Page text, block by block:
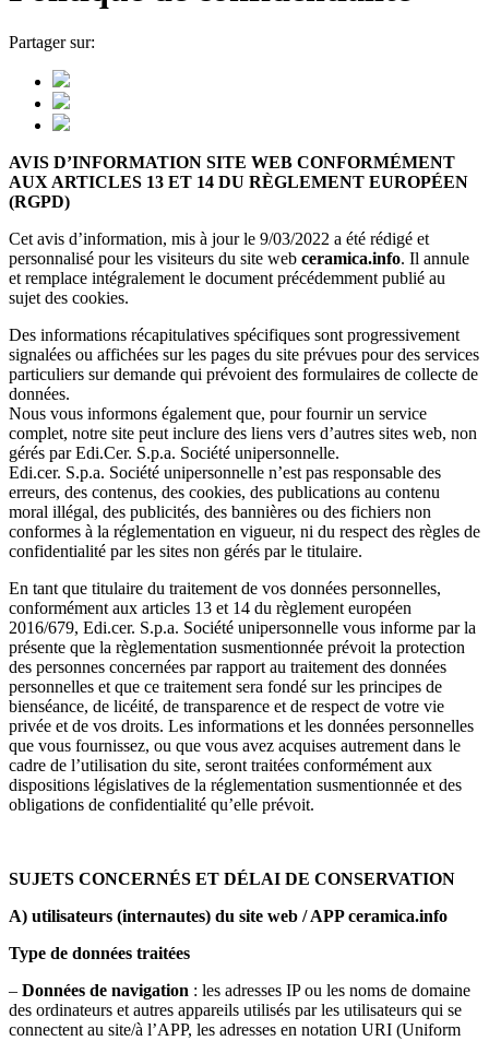
Partager sur:
AVIS D’INFORMATION SITE WEB CONFORMÉMENT
AUX ARTICLES 13 ET 14 DU RÈGLEMENT EUROPÉEN
(RGPD)
Cet avis d’information, mis à jour le 9/03/2022 a été rédigé et
personnalisé pour les visiteurs du site web ceramica.info. Il annule
et remplace intégralement le document précédemment publié au
sujet des cookies.
Des informations récapitulatives spécifiques sont progressivement
signalées ou affichées sur les pages du site prévues pour des services
particuliers sur demande qui prévoient des formulaires de collecte de
données.
Nous vous informons également que, pour fournir un service
complet, notre site peut inclure des liens vers d’autres sites web, non
gérés par Edi.Cer. S.p.a. Société unipersonnelle.
Edi.cer. S.p.a. Société unipersonnelle n’est pas responsable des
erreurs, des contenus, des cookies, des publications au contenu
moral illégal, des publicités, des bannières ou des fichiers non
conformes à la réglementation en vigueur, ni du respect des règles de
confidentialité par les sites non gérés par le titulaire.
En tant que titulaire du traitement de vos données personnelles,
conformément aux articles 13 et 14 du règlement européen
2016/679, Edi.cer. S.p.a. Société unipersonnelle vous informe par la
présente que la règlementation susmentionnée prévoit la protection
des personnes concernées par rapport au traitement des données
personnelles et que ce traitement sera fondé sur les principes de
bienséance, de licéité, de transparence et de respect de votre vie
privée et de vos droits. Les informations et les données personnelles
que vous fournissez, ou que vous avez acquises autrement dans le
cadre de l’utilisation du site, seront traitées conformément aux
dispositions législatives de la réglementation susmentionnée et des
obligations de confidentialité qu’elle prévoit.
SUJETS CONCERNÉS ET DÉLAI DE CONSERVATION
A) utilisateurs (internautes) du site web / APP ceramica.info
Type de données traitées
– Données de navigation : les adresses IP ou les noms de domaine
des ordinateurs et autres appareils utilisés par les utilisateurs qui se
connectent au site/à l’APP, les adresses en notation URI (Uniform